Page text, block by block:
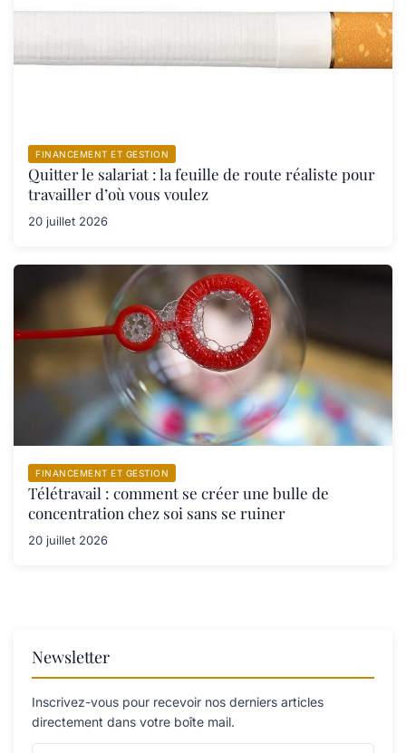
FINANCEMENT ET GESTION
Quitter le salariat : la feuille de route réaliste pour
travailler d’où vous voulez
20 juillet 2026
FINANCEMENT ET GESTION
Télétravail : comment se créer une bulle de
concentration chez soi sans se ruiner
20 juillet 2026
Newsletter
Inscrivez-vous pour recevoir nos derniers articles
directement dans votre boîte mail.